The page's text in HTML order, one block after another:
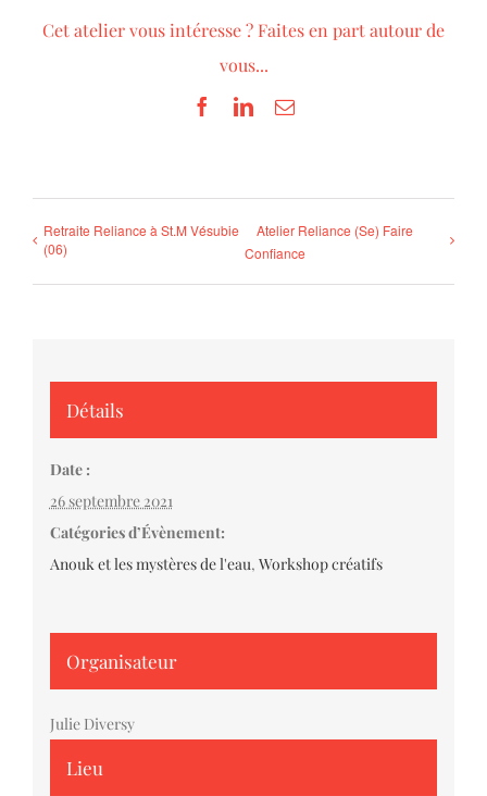
Cet atelier vous intéresse ? Faites en part autour de
vous...
Facebook
LinkedInEmail
Retraite Reliance à St.M Vésubie
(06)
Atelier Reliance (Se) Faire
Confiance
Détails
Date :
26 septembre 2021
Catégories d’Évènement:
Anouk et les mystères de l'eau, Workshop créatifs
Lieu
Organisateur
Julie Diversy